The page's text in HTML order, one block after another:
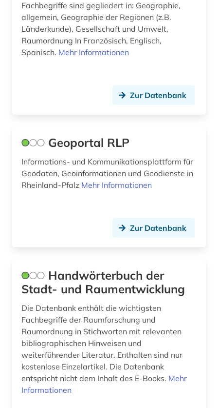
Fachbegriffe sind gegliedert in: Geographie,
allgemein, Geographie der Regionen (z.B.
Länderkunde), Gesellschaft und Umwelt,
Raumordnung In Französisch, Englisch,
Spanisch. Mehr Informationen
Zur Datenbank
Geoportal RLP
Informations- und Kommunikationsplattform für
Geodaten, Geoinformationen und Geodienste in
Rheinland-Pfalz Mehr Informationen
Zur Datenbank
Handwörterbuch der
Stadt- und Raumentwicklung
Die Datenbank enthält die wichtigsten
Fachbegriffe der Raumforschung und
Raumordnung in Stichworten mit relevanten
bibliographischen Hinweisen und
weiterführender Literatur. Enthalten sind nur
kostenlose Einzelartikel. Die Datenbank
entspricht nicht dem Inhalt des E-Books. Mehr
Informationen